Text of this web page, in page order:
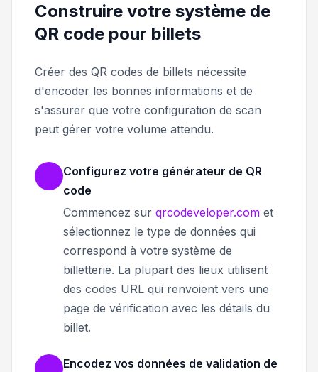
Construire votre système de
QR code pour billets
Créer des QR codes de billets nécessite
d'encoder les bonnes informations et de
s'assurer que votre configuration de scan
peut gérer votre volume attendu.
Configurez votre générateur de QR
code
Commencez sur qrcodeveloper.com et
sélectionnez le type de données qui
correspond à votre système de
billetterie. La plupart des lieux utilisent
des codes URL qui renvoient vers une
page de vérification avec les détails du
billet.
Encodez vos données de validation de